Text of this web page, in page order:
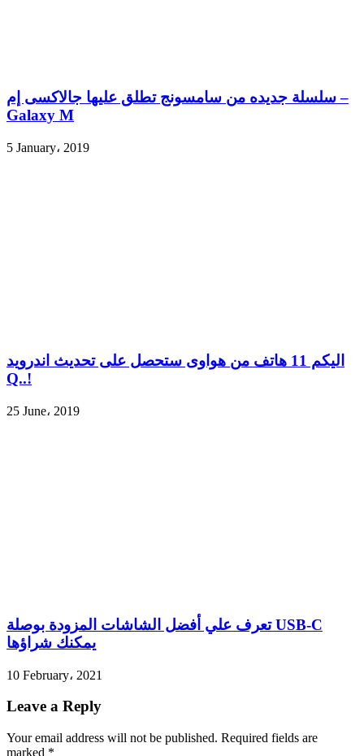
سلسلة جديده من سامسونج تطلق عليها جالاكسى إم –
Galaxy M
5 January، 2019
اليكم 11 هاتف من هواوى ستحصل على تحديث اندرويد
Q..!
25 June، 2019
تعرف علي أفضل الشاشات المزودة بوصلة USB-C
يمكنك شراؤها
10 February، 2021
Leave a Reply
Your email address will not be published. Required fields are
marked *